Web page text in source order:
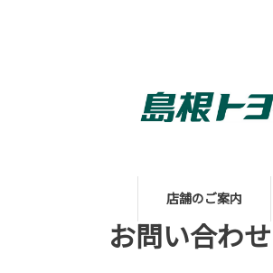
店舗のご案内
お問い合わせ